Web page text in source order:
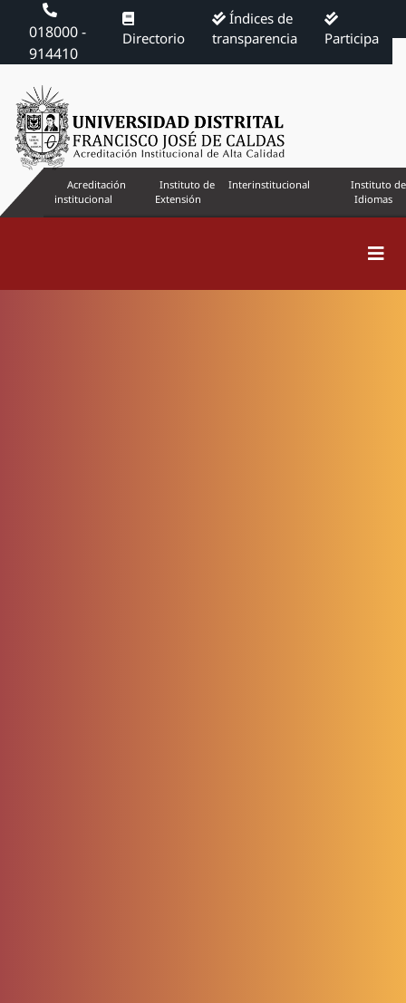
018000 -
914410
Directorio
Índices de
transparencia
Participa
Acreditación
institucional
Instituto de
Extensión
Interinstitucional
Instituto de
Idiomas